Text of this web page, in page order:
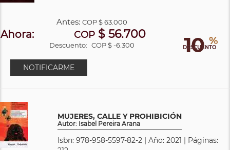
10 %
DESCUENTO
Antes:COP$ 63.000
Ahora: COP $ 56.700
Descuento: COP $ -6.300
NOTIFICARME
MUJERES, CALLE Y PROHIBICIÓN
Autor: Isabel Pereira Arana
Isbn: 978-958-5597-82-2 | Año: 2021 | Páginas: